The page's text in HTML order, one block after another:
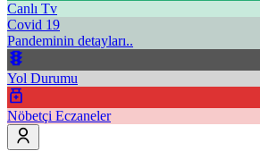
Canlı Tv
Covid 19
Pandeminin detayları..
Yol Durumu
Nöbetçi Eczaneler